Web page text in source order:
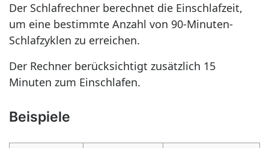
Der Schlafrechner berechnet die Einschlafzeit,
um eine bestimmte Anzahl von 90-Minuten-
Schlafzyklen zu erreichen.
Der Rechner berücksichtigt zusätzlich 15
Minuten zum Einschlafen.
Beispiele